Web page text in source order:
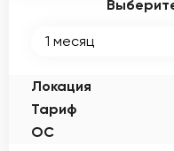
1 месяц
Локация
Тариф
ОС